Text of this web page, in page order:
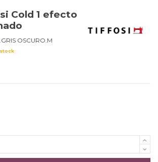
Cold 1 efecto
OSCURO.M